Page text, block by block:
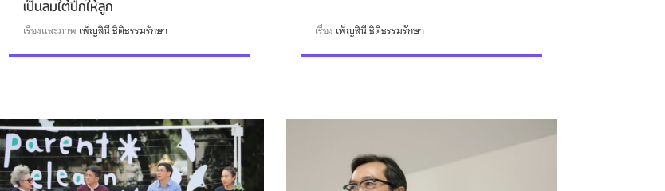
เป็นลมใต้ปีกให้ลูก
เรื่องและภาพ เพ็ญสินี ธิติธรรมรักษา เรื่อง เพ็ญสินี ธิติธรรมรักษา